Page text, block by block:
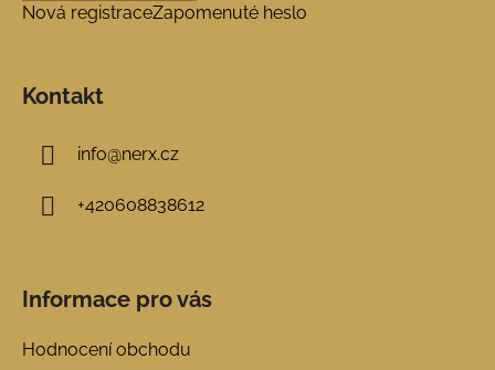
Nová registraceZapomenuté heslo
Kontakt
info@nerx.cz
+420608838612
Informace pro vás
Hodnocení obchodu